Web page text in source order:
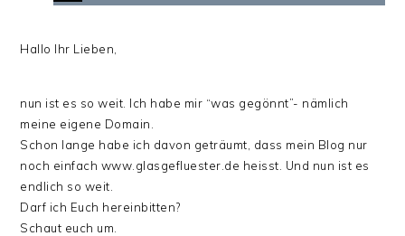
Hallo Ihr Lieben,
nun ist es so weit. Ich habe mir “was gegönnt”- nämlich
meine eigene Domain.
Schon lange habe ich davon geträumt, dass mein Blog nur
noch einfach www.glasgefluester.de heisst. Und nun ist es
endlich so weit.
Darf ich Euch hereinbitten?
Schaut euch um.